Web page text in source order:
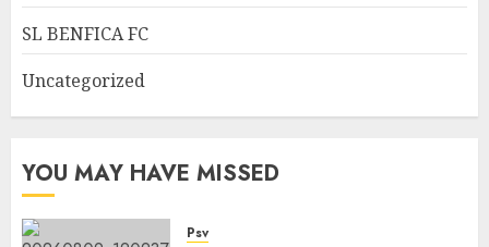
SL BENFICA FC
Uncategorized
YOU MAY HAVE MISSED
Psv